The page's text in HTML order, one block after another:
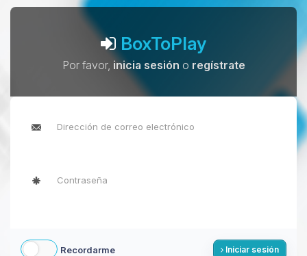
BoxToPlay
Por favor, inicia sesión o regístrate
Recordarme Iniciar sesión